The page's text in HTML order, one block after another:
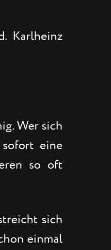
Karlheinz
Wer sich
eine
so oft
sich
einmal